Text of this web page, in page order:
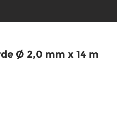
Ø 2,0 mm x 14 m